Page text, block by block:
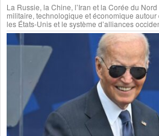
La Russie, la Chine, l’Iran et la Corée du
militaire, technologique et économique autour
les États-Unis et le système d’alliances